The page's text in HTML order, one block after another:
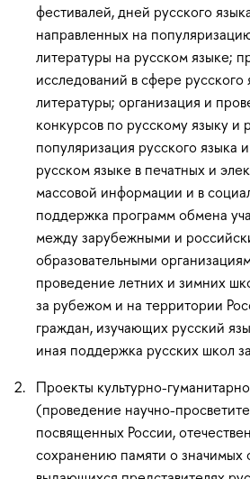
фестивалей, дней русского
направленных на
литературы на русском языке;
исследований в сфере русского
литературы; организация и
конкурсов по русскому языку и
популяризация русского языка
русском языке в печатных и
массовой информации и в
поддержка программ обмена
между зарубежными и
образовательными
проведение летних и зимних
за рубежом и на территории
граждан, изучающих русский
иная поддержка русских школ
Проекты культурно-
(проведение научно-
посвященных России,
сохранению памяти о значимых